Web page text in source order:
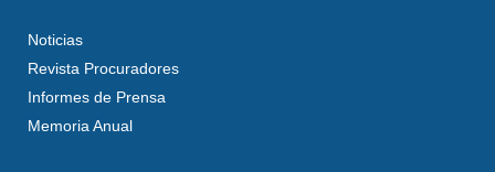
Noticias
Revista Procuradores
Informes de Prensa
Memoria Anual